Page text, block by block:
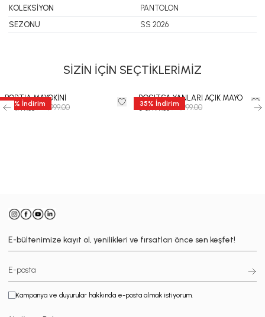
KOLEKSİYON
PANTOLON
SEZONU
SS 2026
SİZİN İÇİN SEÇTİKLERİMİZ
35 % İndirim
PORTIA MAYOKİNİ
₺ 7,149.35 ₺ 10,999.00 35% İndirim
ROSITSA YANLARI AÇIK MAYO
₺ 6,499.35 ₺ 9,999.00
E-bültenimize kayıt ol, yenilikleri ve fırsatları önce sen keşfet!
Kampanya ve duyurular hakkında e-posta almak istiyorum.